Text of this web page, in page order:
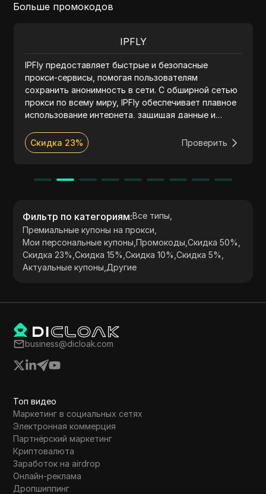
Больше промокодов
IPFLY
IPFly предоставляет быстрые и безопасные
прокси-сервисы, помогая пользователям
сохранить анонимность в сети. С обширной сетью
прокси по всему миру, IPFly обеспечивает плавное
использование интернета, защищая данные и
Скидка 23%
Проверить
Фильтр по категориям:Все типы
Премиальные купоны на прокси
Мои персональные купоны ,Промокоды ,Скидка 50%
Скидка 23% ,Скидка 15% ,Скидка 10% ,Скидка 5%
Актуальные купоны Другие
business@dicloak.com
Топ видео
Маркетинг в социальных сетях
Электронная коммерция
Партнёрский маркетинг
Криптовалюта
Заработок на airdrop
Онлайн-реклама
Дропшиппинг